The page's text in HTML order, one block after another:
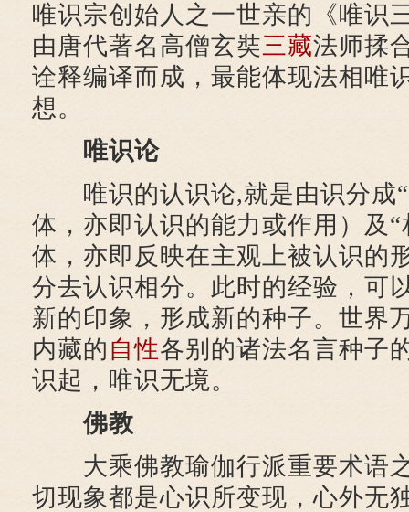
唯识宗创始人之一世亲的《唯识
由唐代著名高僧玄奘三藏法师揉
诠释编译而成，最能体现法相唯
想。
唯识论
唯识的认识论,就是由识分成“
体，亦即认识的能力或作用）及
体，亦即反映在主观上被认识的
分去认识相分。此时的经验，可
新的印象，形成新的种子。世界
内藏的 自性各别的诸法名言种子
识起，唯识无境。
佛教
大乘佛教瑜伽行派重要术语
切现象都是心识所变现，心外无